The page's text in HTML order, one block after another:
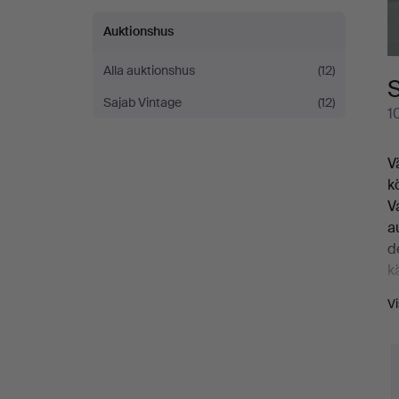
Auktionshus
Alla auktionshus
(12)
Sajab Vintage
(12)